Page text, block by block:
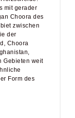
mit gerader
Choora des
zwischen
der
Choora
Gebieten weit
Form des